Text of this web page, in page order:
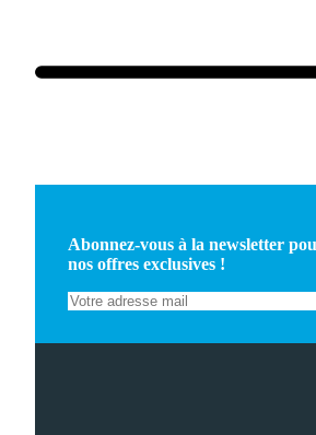
Abonnez-vous à la newsletter
nos offres exclusives !